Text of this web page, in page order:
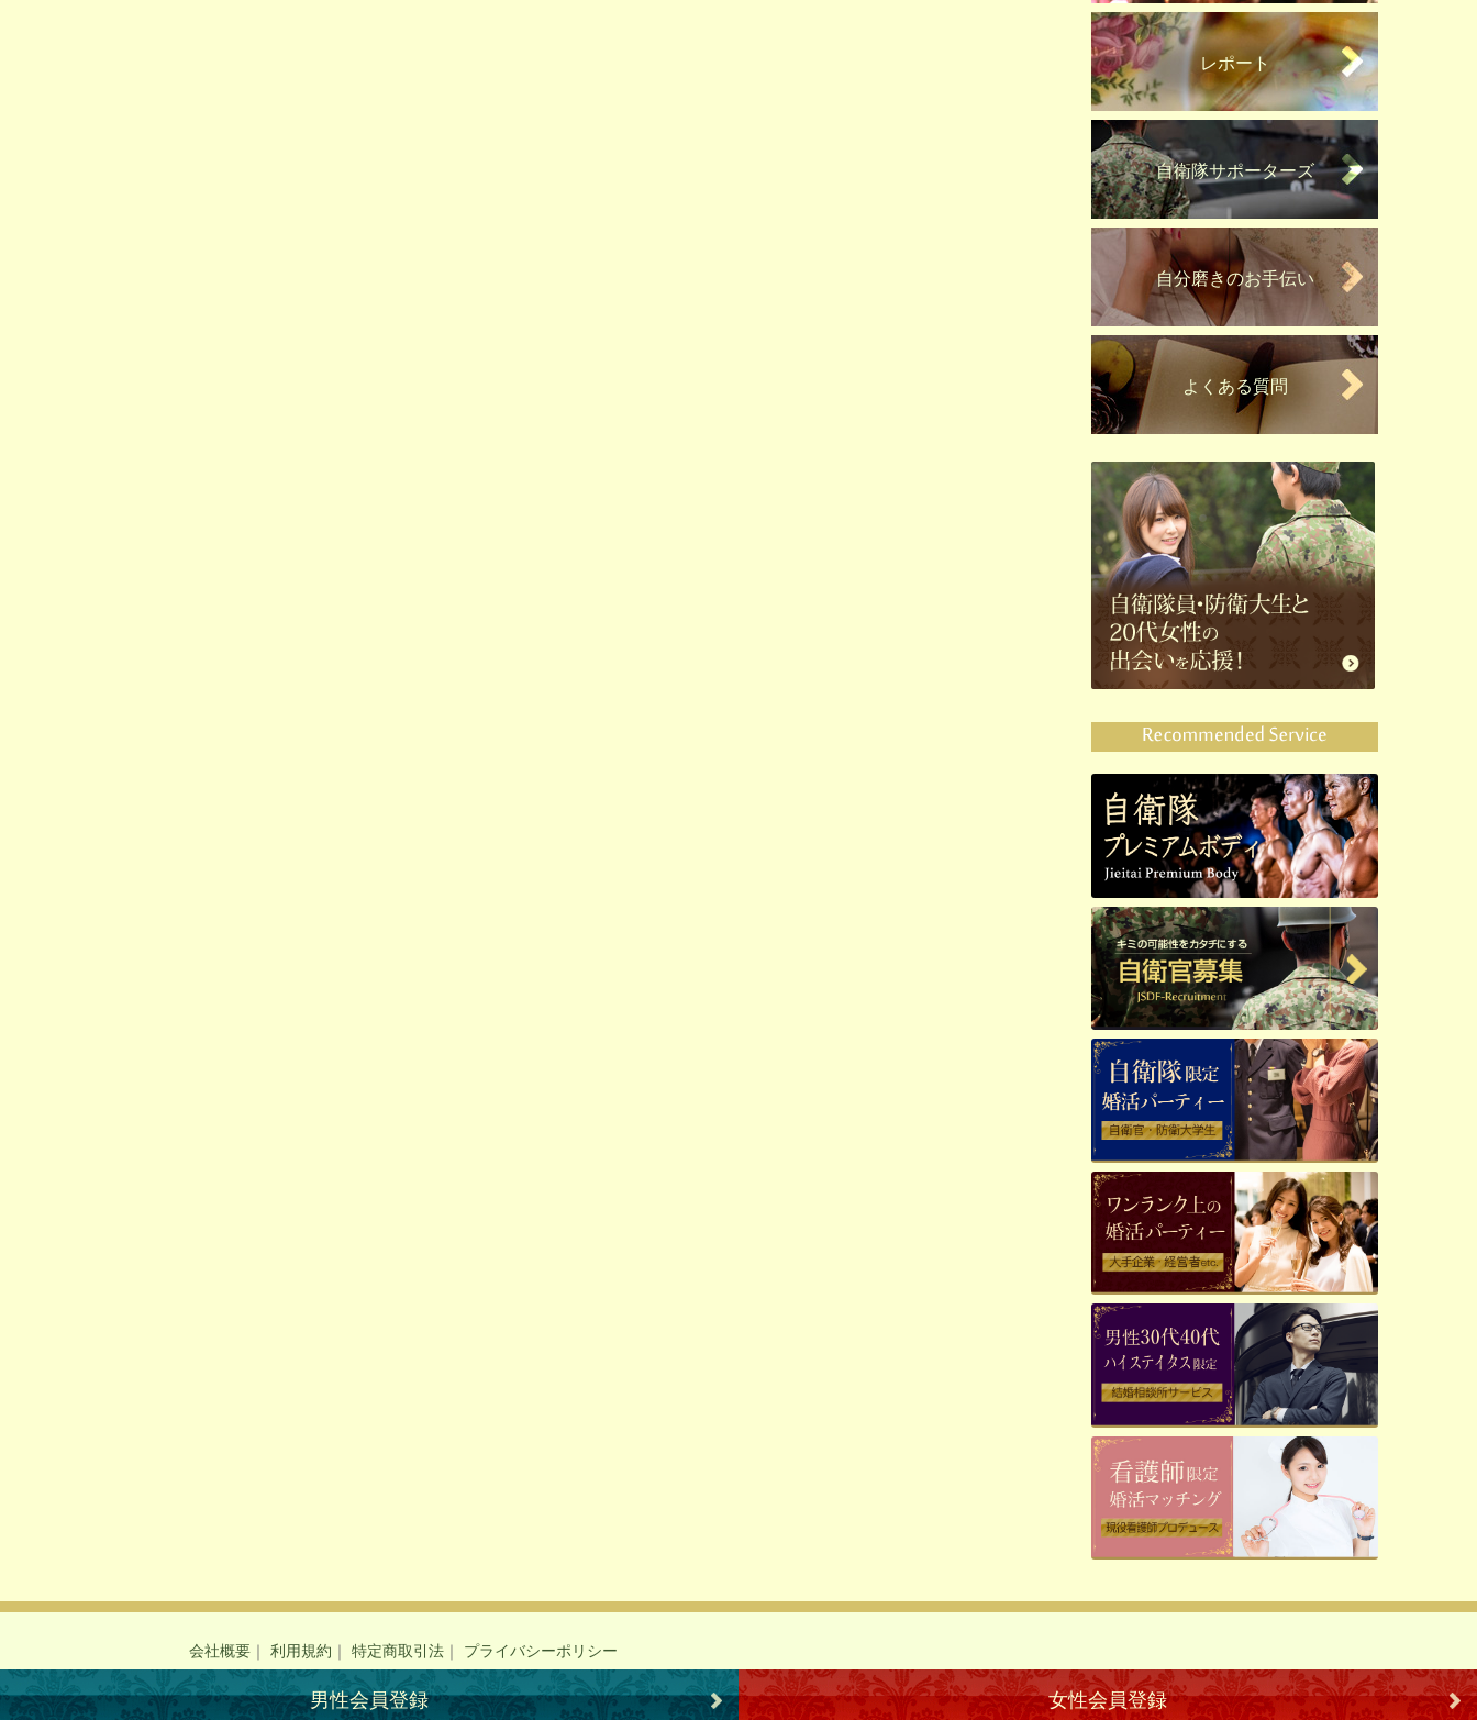
レポート
自衛隊サポーターズ
自分磨きのお手伝い
よくある質問
会社概要 ｜ 利用規約 ｜ 特定商取引法 ｜ プライバシーポリシー
Copyright © JIEITAI PREMIUM BRIDAL All rightas reserved.
男性会員登録 女性会員登録